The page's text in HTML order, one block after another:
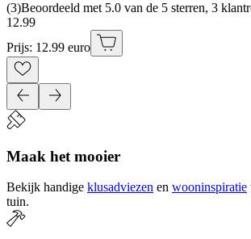
(3)Beoordeeld met 5.0 van de 5 sterren, 3
12.99
Prijs: 12.99 euro
Maak het mooier
Bekijk handige klusadviezen en wooninspiratie
tuin.